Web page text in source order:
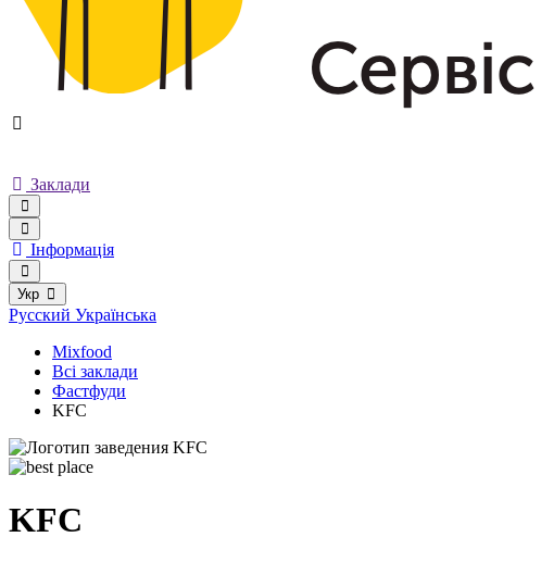
Заклади
Інформація
Укр
Русский Українська
Mixfood
Всі заклади
Фастфуди
KFC
KFC